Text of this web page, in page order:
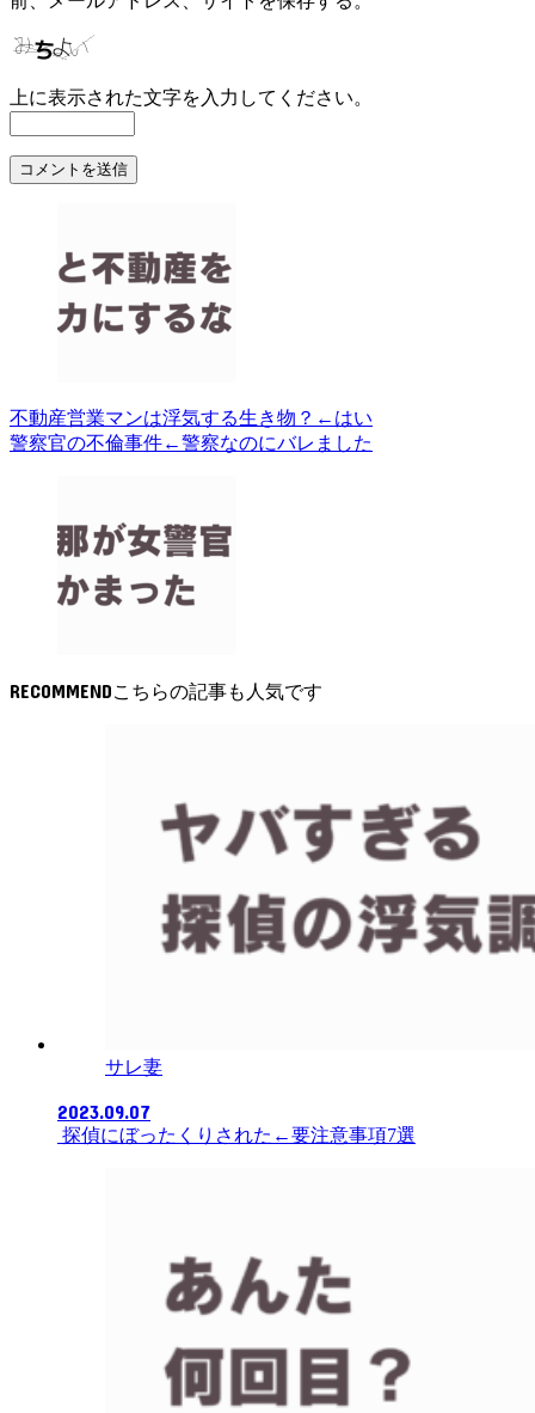
上に表示された文字を入力してください。
不動産営業マンは浮気する生き物？←はい
警察官の不倫事件←警察なのにバレました
RECOMMEND
サレ妻
2023.09.07
探偵にぼったくりされた←要注意事項7選